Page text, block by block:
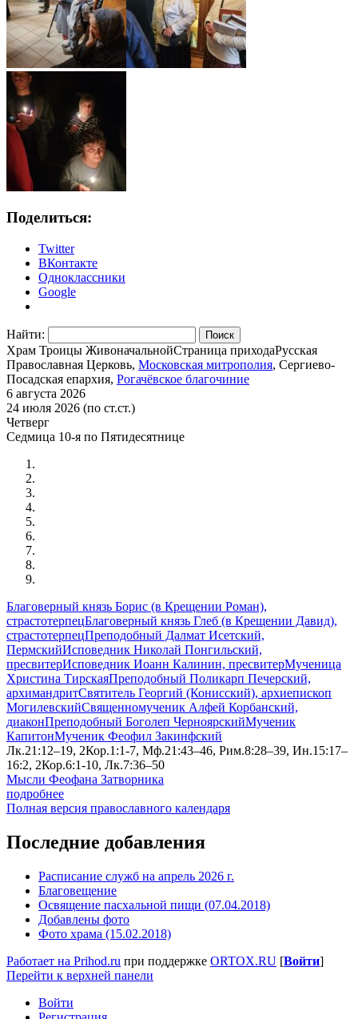
Поделиться:
Twitter
ВКонтакте
Одноклассники
Google
Найти:
Храм Троицы ЖивоначальнойСтраница приходаРусская
Православная Церковь, Московская митрополия, Сергиево-
Посадская епархия, Рогачёвское благочиние
6 августа 2026
24 июля 2026 (по ст.ст.)
Четверг
Седмица 10-я по Пятидесятнице
Благоверный князь Борис (в Крещении Роман),
страстотерпецБлаговерный князь Глеб (в Крещении Давид),
страстотерпецПреподобный Далмат Исетский,
ПермскийИсповедник Николай Понгильский,
пресвитерИсповедник Иоанн Калинин, пресвитерМученица
Христина ТирскаяПреподобный Поликарп Печерский,
архимандритСвятитель Георгий (Конисский), архиепископ
МогилевскийСвященномученик Алфей Корбанский,
диаконПреподобный Боголеп ЧерноярскийМученик
КапитонМученик Феофил Закинфский
Лк.21:12–19, 2Кор.1:1-7, Мф.21:43–46, Рим.8:28–39, Ин.15:17–
16:2, 2Кор.6:1-10, Лк.7:36–50
Мысли Феофана Затворника
подробнее
Полная версия православного календаря
Последние добавления
Расписание служб на апрель 2026 г.
Благовещение
Освящение пасхальной пищи (07.04.2018)
Добавлены фото
Фото храма (15.02.2018)
Работает на Prihod.ru при поддержке ORTOX.RU [Войти]
Перейти к верхней панели
Войти